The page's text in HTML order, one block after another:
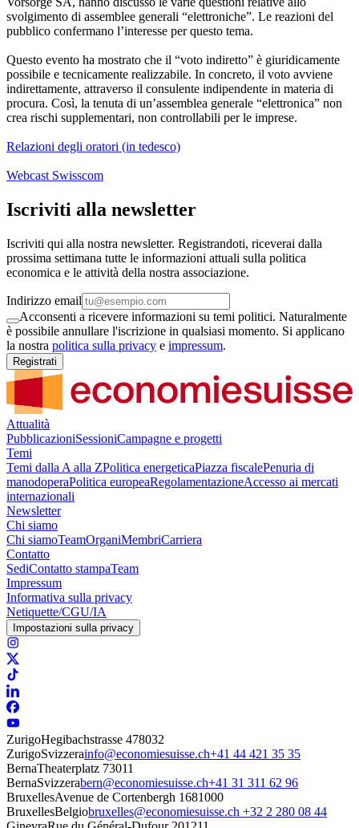
svolgimento di assemblee generali “elettroniche”. Le reazioni del
pubblico confermano l’interesse per questo tema.
Questo evento ha mostrato che il “voto indiretto” è giuridicamente
possibile e tecnicamente realizzabile. In concreto, il voto avviene
indirettamente, attraverso il consulente indipendente in materia di
procura. Così, la tenuta di un’assemblea generale “elettronica” non
crea rischi supplementari, non controllabili per le imprese.
Relazioni degli oratori (in tedesco)
Webcast Swisscom
Iscriviti alla newsletter
Iscriviti qui alla nostra newsletter. Registrandoti, riceverai dalla
prossima settimana tutte le informazioni attuali sulla politica
economica e le attività della nostra associazione.
Indirizzo email
Acconsenti a ricevere informazioni su temi politici. Naturalmente
è possibile annullare l'iscrizione in qualsiasi momento. Si applicano
la nostra politica sulla privacy e impressum.
Registrati
Attualità
PubblicazioniSessioniCampagne e progetti
Temi
Temi dalla A alla ZPolitica energeticaPiazza fiscalePenuria di
manodoperaPolitica europeaRegolamentazioneAccesso ai mercati
internazionali
Newsletter
Chi siamo
Chi siamoTeamOrganiMembriCarriera
Contatto
SediContatto stampaTeam
Impressum
Informativa sulla privacy
Netiquette/CGU/IA
Impostazioni sulla privacy
ZurigoHegibachstrasse 478032
ZurigoSvizzerainfo@economiesuisse.ch+41 44 421 35 35
BernaTheaterplatz 73011
BernaSvizzerabern@economiesuisse.ch+41 31 311 62 96
BruxellesAvenue de Cortenbergh 1681000
BruxellesBelgiobruxelles@economiesuisse.ch +32 2 280 08 44